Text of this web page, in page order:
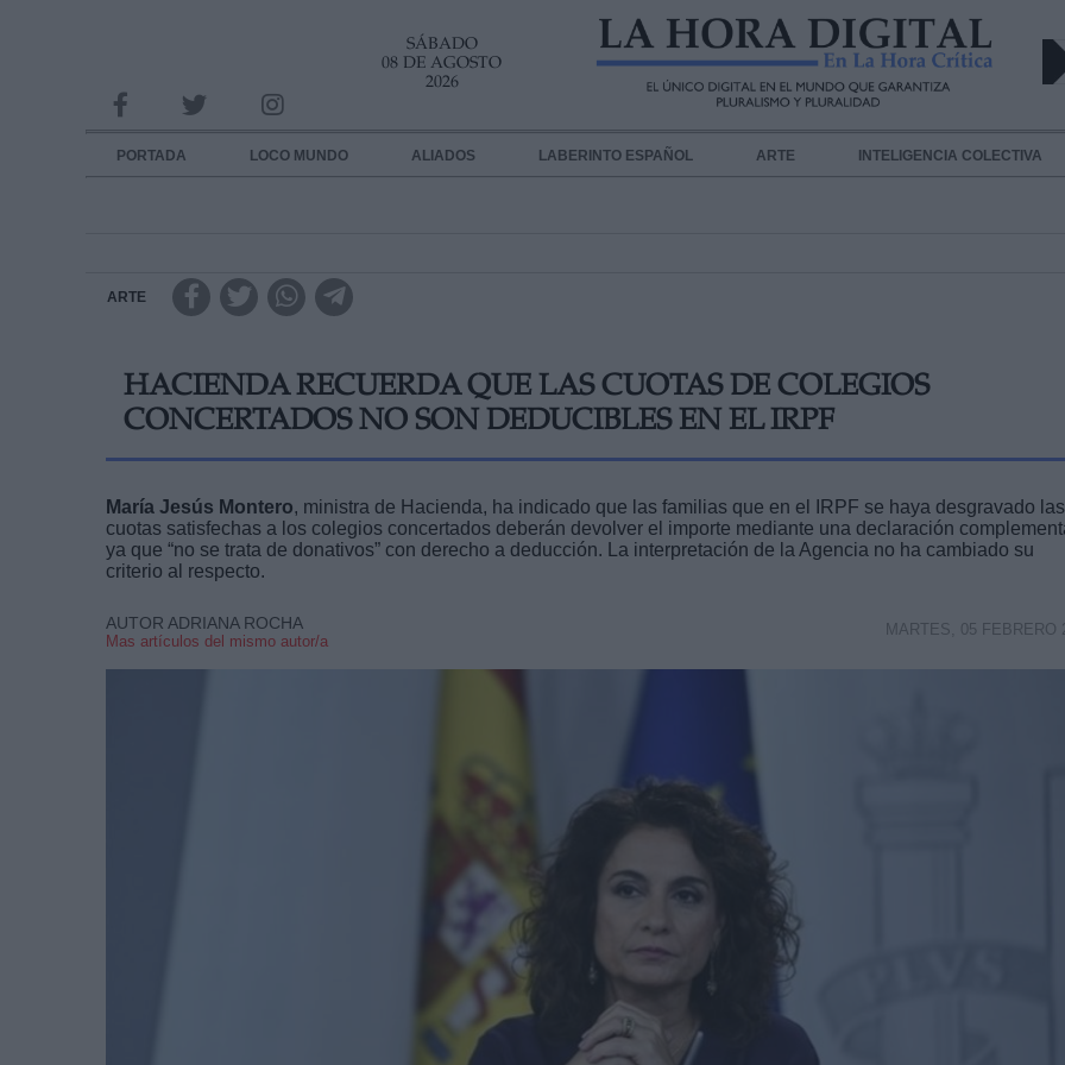
SÁBADO
08 DE AGOSTO
2026
PORTADA LOCO MUNDO ALIADOS LABERINTO ESPAÑOL ARTE INTELIGENCIA COLECTIVA
ARTE
HACIENDA RECUERDA QUE LAS CUOTAS DE COLEGIOS
CONCERTADOS NO SON DEDUCIBLES EN EL IRPF
María Jesús Montero, ministra de Hacienda, ha indicado que las familias que en el IRPF se haya desgravado las
cuotas satisfechas a los colegios concertados deberán devolver el importe mediante una declaración
ya que “no se trata de donativos” con derecho a deducción. La interpretación de la Agencia no ha cambiado su
criterio al respecto.
AUTOR ADRIANA ROCHA
Mas artículos del mismo autor/a
MARTES, 05 FEBRERO
INFORMACION SOBRE LA PROTECCIÓN DE TUS DATOS
Responsable:
Destinatarios:
link
Información adicional
link